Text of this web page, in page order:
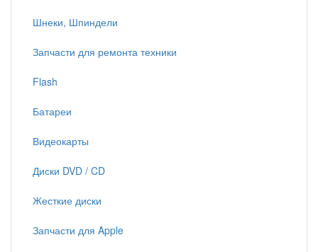
Шнеки, Шпиндели
Запчасти для ремонта техники
Flash
Батареи
Видеокарты
Диски DVD / CD
Жесткие диски
Запчасти для Apple